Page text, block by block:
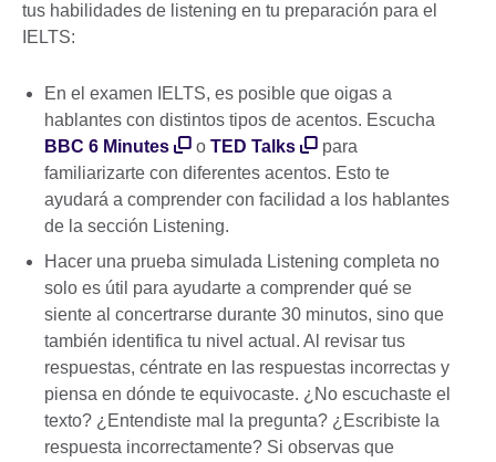
tus habilidades de listening en tu preparación para el
IELTS:
En el examen IELTS, es posible que oigas a
hablantes con distintos tipos de acentos. Escucha
BBC 6 Minutes
o TED Talks
para
familiarizarte con diferentes acentos. Esto te
ayudará a comprender con facilidad a los hablantes
de la sección Listening.
Hacer una prueba simulada Listening completa no
solo es útil para ayudarte a comprender qué se
siente al concertrarse durante 30 minutos, sino que
también identifica tu nivel actual. Al revisar tus
respuestas, céntrate en las respuestas incorrectas y
piensa en dónde te equivocaste. ¿No escuchaste el
texto? ¿Entendiste mal la pregunta? ¿Escribiste la
respuesta incorrectamente? Si observas que